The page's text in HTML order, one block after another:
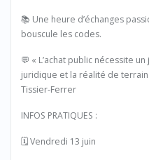
📚 Une heure d’échanges
bouscule les codes.
💬 « L’achat public nécessite
juridique et la réalité de
Tissier-Ferrer
INFOS PRATIQUES :
🗓️ Vendredi 13 juin